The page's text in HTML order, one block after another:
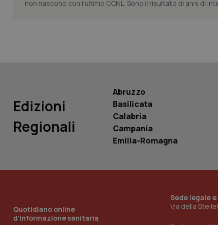
non nascono con l’ultimo CCNL. Sono il risultato di anni di
Edizioni
Regionali
Abruzzo
Basilicata
Calabria
Campania
Emilia-Romagna
Quotidiano online
d'informazione sanitaria
Sede legale
Via della
Nome
Nome
__Secure-YNID